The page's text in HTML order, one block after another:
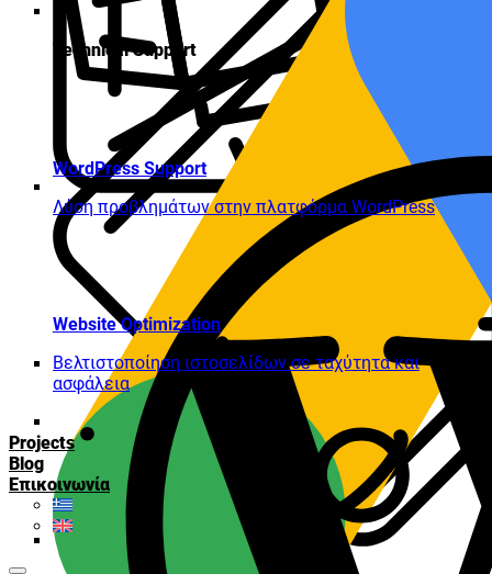
Technical Support
WordPress Support
Λύση προβλημάτων στην πλατφόρμα WordPress
Website Optimization
Βελτιστοποίηση ιστοσελίδων σε ταχύτητα και
ασφάλεια
Projects
Blog
Επικοινωνία